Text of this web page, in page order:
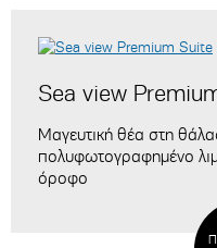
Sea view
Μαγευτική θέα στη
πολυφωτογραφημένο
όροφο